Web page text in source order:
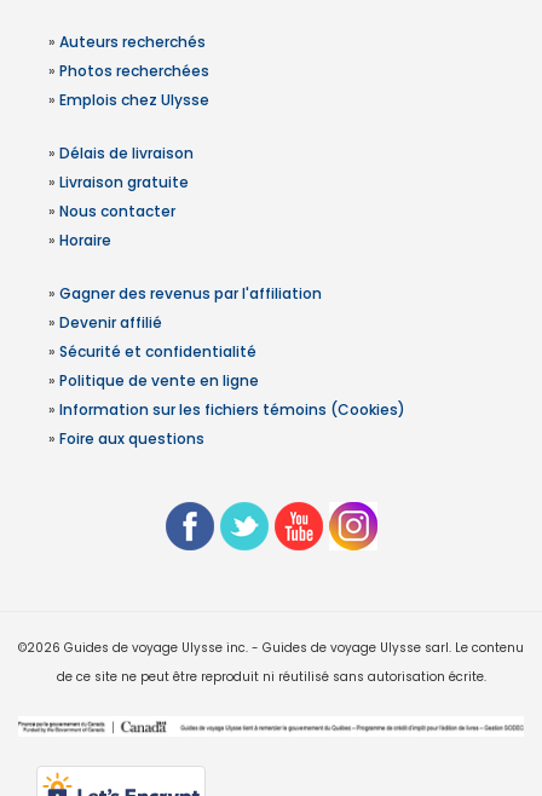
» Auteurs recherchés
» Photos recherchées
» Emplois chez Ulysse
» Délais de livraison
» Livraison gratuite
» Nous contacter
» Horaire
» Gagner des revenus par l'affiliation
» Devenir affilié
» Sécurité et confidentialité
» Politique de vente en ligne
» Information sur les fichiers témoins (Cookies)
» Foire aux questions
©2026 Guides de voyage Ulysse inc. - Guides de voyage Ulysse sarl. Le contenu
de ce site ne peut être reproduit ni réutilisé sans autorisation écrite.